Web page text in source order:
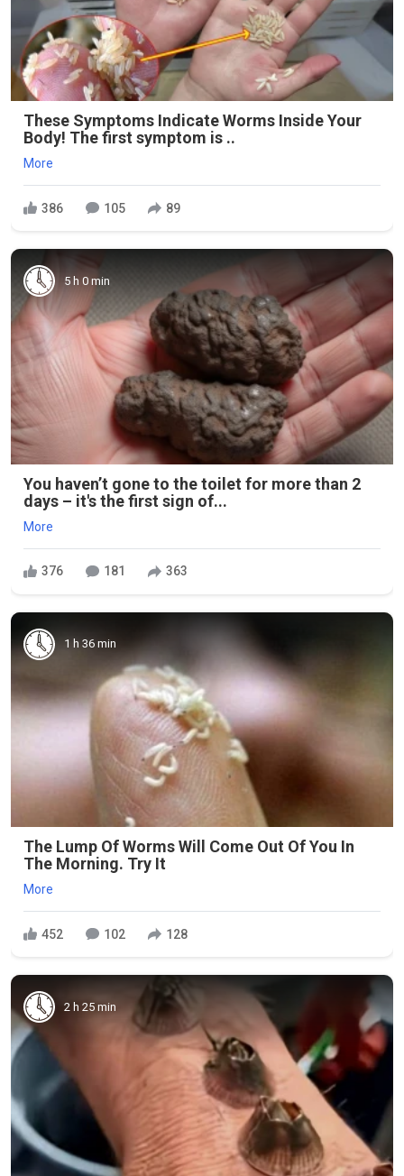
These Symptoms Indicate Worms Inside Your
Body! The first symptom is ..
More
386 105 89
5 h 0 min
You haven’t gone to the toilet for more than 2
days – it's the first sign of...
More
376 181 363
1 h 36 min
The Lump Of Worms Will Come Out Of You In
The Morning. Try It
More
452 102 128
2 h 25 min